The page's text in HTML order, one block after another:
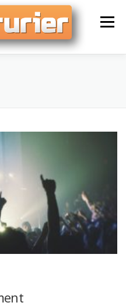
Menu
SERRURERIE